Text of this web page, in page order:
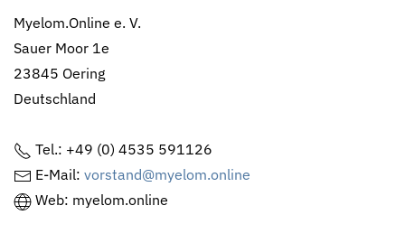
Myelom.Online e. V.
Sauer Moor 1e
23845 Oering
Deutschland
Tel.: +49 (0) 4535 591126
E-Mail: vorstand@myelom.online
Web: myelom.online